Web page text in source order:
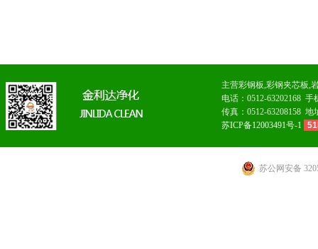
主营彩钢板,彩钢夹芯板,
电话：0512-63202168
传真：0512-63208158
苏ICP备12003491号-1
苏公网安备